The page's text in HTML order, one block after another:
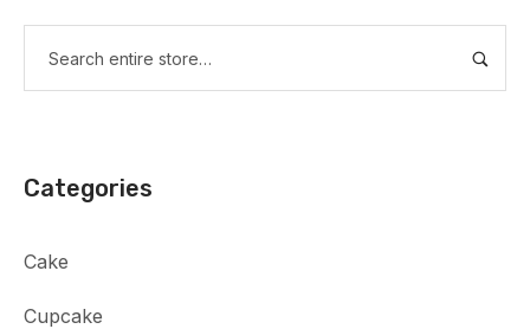
Categories
Cake
Cupcake